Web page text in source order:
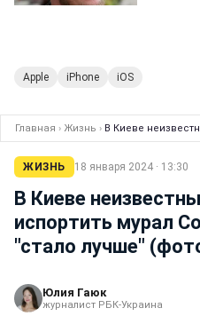
Apple iPhone iOS
Главная › Жизнь › В Киеве
ЖИЗНЬ 18 января 2024 · 13:30
В Киеве
испортить мурал
"стало лучше"
Юлия Гаюк
журналист РБК-Украина